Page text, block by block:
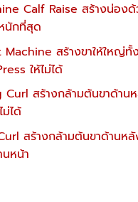
Calf Raise สร้างน่อง
นักที่สุด
สร้างขาให้ใหญ่ทั้
ให้ไม่ได้
สร้างกล้ามต้นขาด้าน
ได้
สร้างกล้ามต้นขาด้านหลั
หน้า